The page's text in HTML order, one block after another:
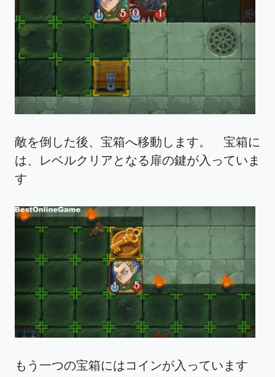
敵を倒した後、宝箱へ移動します。 宝箱に
は、レベルクリアとなる扉の鍵が入っていま
す
もう一つの宝箱にはコインが入っています